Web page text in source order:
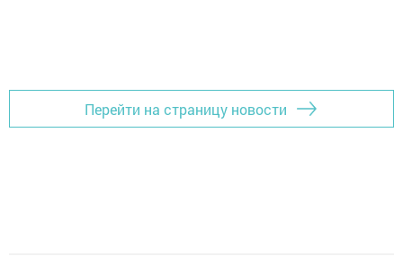
Перейти на страницу новости